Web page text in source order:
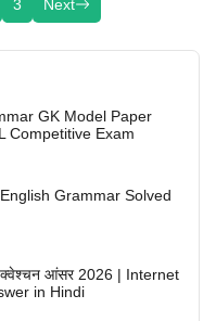
3 Next
GK Model Paper
Competitive Exam
Grammar Solved
क्वेश्चन आंसर 2026 | Internet
in Hindi